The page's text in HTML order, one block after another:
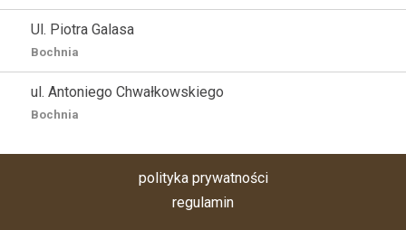
Ul. Piotra Galasa
Bochnia
ul. Antoniego Chwałkowskiego
Bochnia
polityka prywatności
regulamin